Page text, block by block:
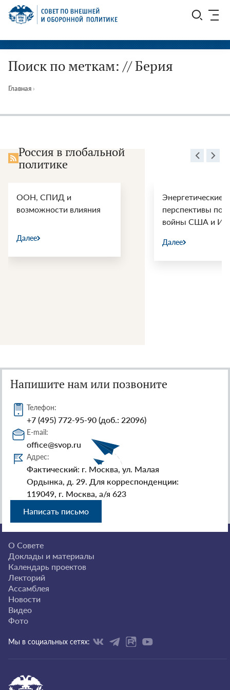
Перейти
СВОП
Поиск по меткам: // Берия
Главная ›
Россия в глобальной
политике
ООН, СПИД и
возможности влияния
Далее
Энергетические
перспективы
войны США и
Далее
Напишите нам или позвоните
Телефон:
+7 (495) 772-95-90 (доб.: 22096)
E-mail:
office@svop.ru
Адрес:
Фактический: г. Москва, ул. Малая
Ордынка, д. 29. Для корреспонденции:
119049, г. Москва, а/я 623
Написать письмо
О Совете
Доклады и материалы
Календарь проектов
Лекторий
Ассамблея
Новости
Видео
Фото
Мы в социальных сетях: